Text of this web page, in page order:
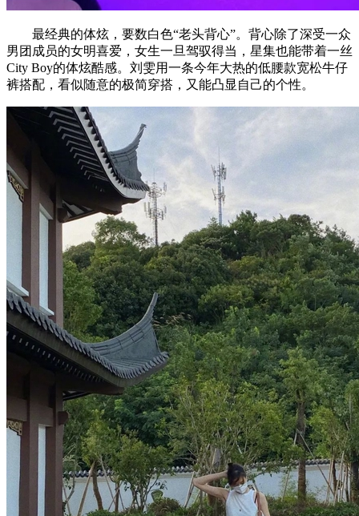
最经典的体炫，要数白色“老头背心”。背心除了深受一众
男团成员的女明喜爱，女生一旦驾驭得当，星集也能带着一丝
City Boy的体炫酷感。刘雯用一条今年大热的低腰款宽松牛仔
裤搭配，看似随意的极简穿搭，又能凸显自己的个性。